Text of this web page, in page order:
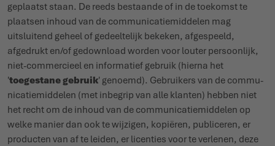
geplaatst staan. De reeds bestaande of in de toekomst te
plaatsen inhoud van de commu­ni­ca­tie­middelen mag
uitsluitend geheel of gedeel­telijk bekeken, afge­speeld,
afgedrukt en/of gedownload worden voor louter persoonlijk,
niet-commercieel en infor­matief gebruik (hierna het
'toegestane gebruik' genoemd). Gebruikers van de commu­
ni­ca­tie­middelen (met inbegrip van alle klanten) hebben niet
het recht om de inhoud van de commu­ni­ca­tie­middelen op
welke manier dan ook te wijzigen, kopiëren, publiceren, er
producten van af te leiden, er licenties voor te verlenen, deze